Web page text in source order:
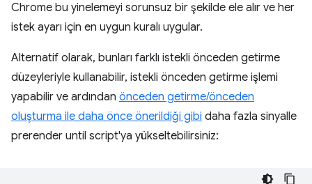
Chrome bu yinelemeyi sorunsuz bir şekilde ele alır ve her
istek ayarı için en uygun kuralı uygular.
Alternatif olarak, bunları farklı istekli önceden getirme
düzeyleriyle kullanabilir, istekli önceden getirme işlemi
yapabilir ve ardından önceden getirme/önceden
oluşturma ile daha önce önerildiği gibi daha fazla sinyalle
prerender until script'ya yükseltebilirsiniz: